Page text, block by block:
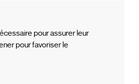
pour assurer leur
pour favoriser le